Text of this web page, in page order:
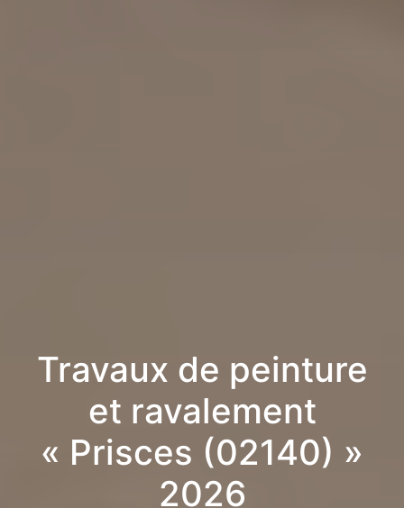
Travaux de peinture
et ravalement
« Prisces (02140) »
2026